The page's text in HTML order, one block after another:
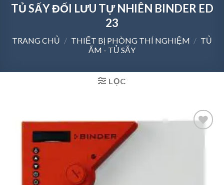
TỦ SẤY ĐỐI LƯU TỰ NHIÊN BINDER ED
23
TRANG CHỦ / THIẾT BỊ PHÒNG THÍ NGHIỆM / TỦ
ẤM - TỦ SẤY
LỌC